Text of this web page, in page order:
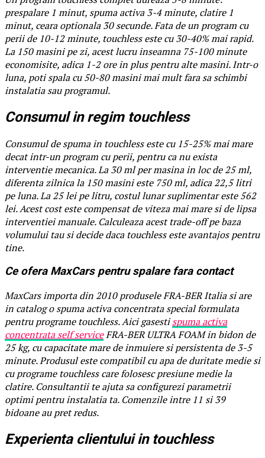
prespalare 1 minut, spuma activa 3-4 minute, clatire 1
minut, ceara optionala 30 secunde. Fata de un program cu
perii de 10-12 minute, touchless este cu 30-40% mai rapid.
La 150 masini pe zi, acest lucru inseamna 75-100 minute
economisite, adica 1-2 ore in plus pentru alte masini. Intr-o
luna, poti spala cu 50-80 masini mai mult fara sa schimbi
instalatia sau programul.
Consumul in regim touchless
Consumul de spuma in touchless este cu 15-25% mai mare
decat intr-un program cu perii, pentru ca nu exista
interventie mecanica. La 30 ml per masina in loc de 25 ml,
diferenta zilnica la 150 masini este 750 ml, adica 22,5 litri
pe luna. La 25 lei pe litru, costul lunar suplimentar este 562
lei. Acest cost este compensat de viteza mai mare si de lipsa
interventiei manuale. Calculeaza acest trade-off pe baza
volumului tau si decide daca touchless este avantajos pentru
tine.
Ce ofera MaxCars pentru spalare fara contact
MaxCars importa din 2010 produsele FRA-BER Italia si are
in catalog o spuma activa concentrata special formulata
pentru programe touchless. Aici gasestispuma activa
concentrata self serviceFRA-BER ULTRA FOAM in bidon de
25 kg, cu capacitate mare de inmuiere si persistenta de 3-5
minute. Produsul este compatibil cu apa de duritate medie si
cu programe touchless care folosesc presiune medie la
clatire. Consultantii te ajuta sa configurezi parametrii
optimi pentru instalatia ta. Comenzile intre 11 si 39
bidoane au pret redus.
Experienta clientului in touchless